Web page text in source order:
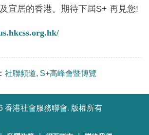
宜居的香港。期待下屆S+ 再見您!
社聯頻道, S+高峰會暨博覽
香港社會服務聯會. 版權所有